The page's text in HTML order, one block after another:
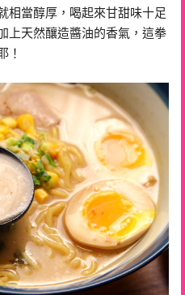
相當醇厚，喝起來甘甜味十足
上天然釀造醬油的香氣，這拳
！